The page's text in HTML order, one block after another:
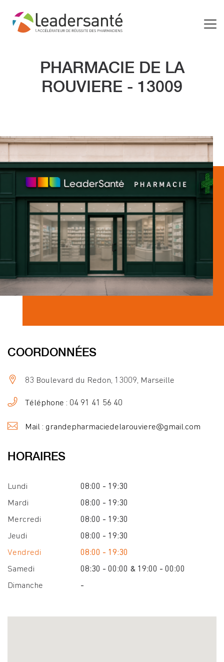
PHARMACIE DE LA
ROUVIERE - 13009
COORDONNÉES
83 Boulevard du Redon, 13009, Marseille
Téléphone : 04 91 41 56 40
Mail : grandepharmaciedelarouviere@gmail.com
HORAIRES
Lundi
08:00 - 19:30
Mardi
08:00 - 19:30
Mercredi
08:00 - 19:30
Jeudi
08:00 - 19:30
Vendredi
08:00 - 19:30
Samedi
08:30 - 00:00 & 19:00 - 00:00
Dimanche
-